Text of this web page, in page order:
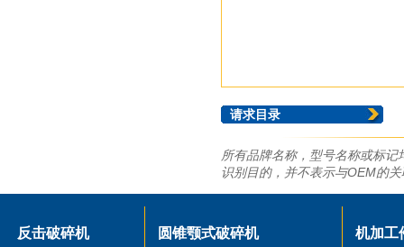
请求目录
所有品牌名称，型号名称或标
识别目的，并不表示与OEM的
反击破碎机 圆锥颚式破碎机
机加工